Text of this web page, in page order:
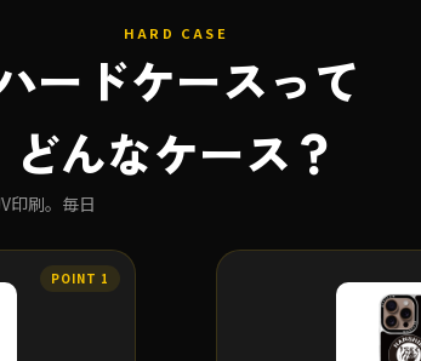
HARD CASE
ードケースって
どんなケース？
印刷。毎日